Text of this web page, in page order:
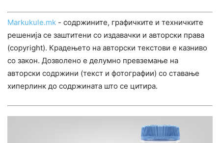
Markukule.mk - содржините, графичките и техничките
решенија се заштитени со издавачки и авторски права
(copyright). Крадењето на авторски текстови е казниво
со закон. Дозволено е делумно превземање на
авторски содржини (текст и фотографии) со ставање
хиперлинк до содржината што се цитира.